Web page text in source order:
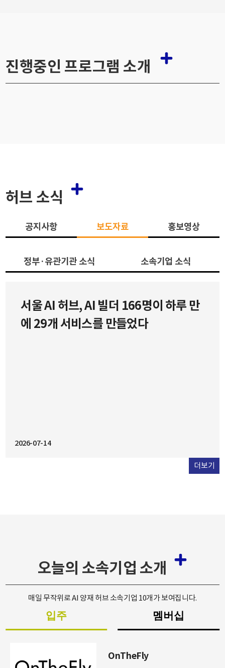
진행중인 프로그램 소개
허브 소식
[피아스페이스] 태국 PTTOR과 ‘카페
아마존’ AI 전환 실증
2026.07.22
[소식][서울 AI 허브] Cursor
Hackathon Seoul vol.3 성황리 종
성 도구, 금융, 리테일, 공공서비스는 물론, 서울시...
2026.07.21
더보기
서울 AI 허브, AI 빌더 166명이 하루 만
에 29개 서비스를 만들었다
2026-07-14
오늘의 소속기업 소개
매일 무작위로 AI 양재 허브 소속기업 10개가 보여집니다.
입주 멤버십
OnTheFly